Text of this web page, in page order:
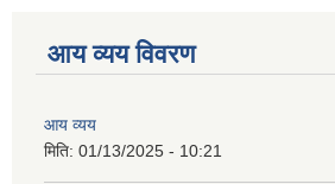
आय व्यय विवरण
आय व्यय
मिति: 01/13/2025 - 10:21